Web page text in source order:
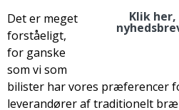
Klik
Det er meget
forståeligt,
for ganske
som vi som
bilister har vores præferencer
leverandører af traditionelt